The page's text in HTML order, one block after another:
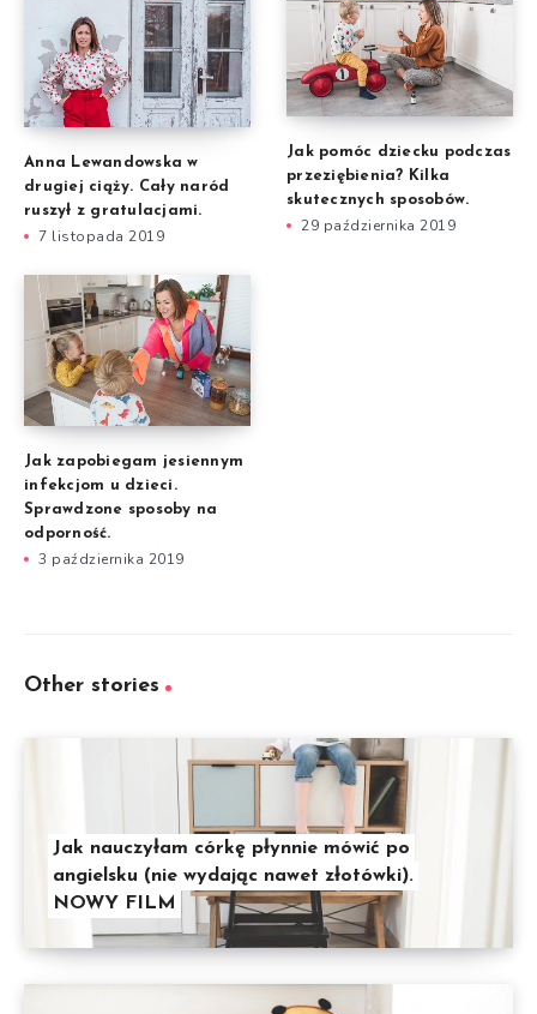
Anna Lewandowska w
drugiej ciąży. Cały naród
ruszył z gratulacjami.
7 listopada 2019
Jak pomóc dziecku podczas
przeziębienia? Kilka
skutecznych sposobów.
29 października 2019
Jak zapobiegam jesiennym
infekcjom u dzieci.
Sprawdzone sposoby na
odporność.
3 października 2019
Other stories
Jak nauczyłam córkę płynnie mówić po
angielsku (nie wydając nawet złotówki).
NOWY FILM